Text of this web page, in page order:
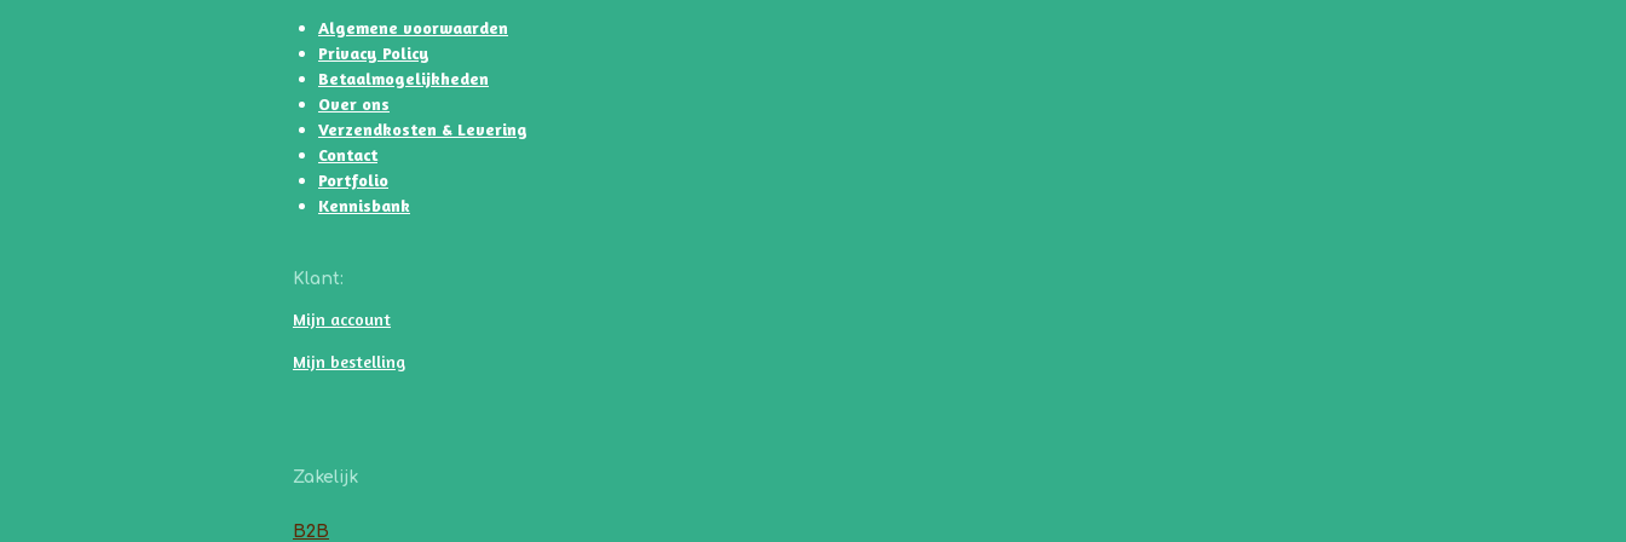
m
k
Algemene voorwaarden
Privacy Policy
Betaalmogelijkheden
Over ons
Verzendkosten & Levering
Contact
Portfolio
Kennisbank
Klant:
Mijn account
Mijn bestelling
Zakelijk
B2B